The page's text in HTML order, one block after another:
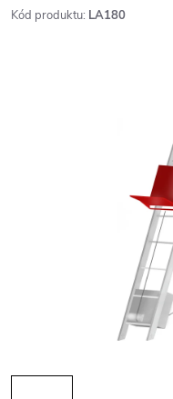
Kód produktu: LA180